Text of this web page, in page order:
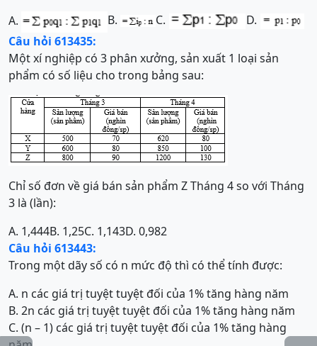
A.
B. C.
D.
Câu hỏi 613435:
Một xí nghiệp có 3 phân xưởng, sản xuất 1 loại sản
phẩm có số liệu cho trong bảng sau:
Chỉ số đơn về giá bán sản phẩm Z Tháng 4 so với Tháng
3 là (lần):
A. 1,444B. 1,25C. 1,143D. 0,982
Câu hỏi 613443:
Trong một dãy số có n mức độ thì có thể tính được:
A. n các giá trị tuyệt tuyệt đối của 1% tăng hàng năm
B. 2n các giá trị tuyệt tuyệt đối của 1% tăng hàng năm
C. (n – 1) các giá trị tuyệt tuyệt đối của 1% tăng hàng